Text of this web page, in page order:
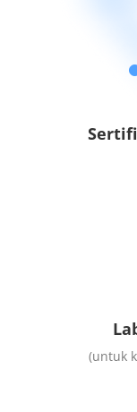
(untuk